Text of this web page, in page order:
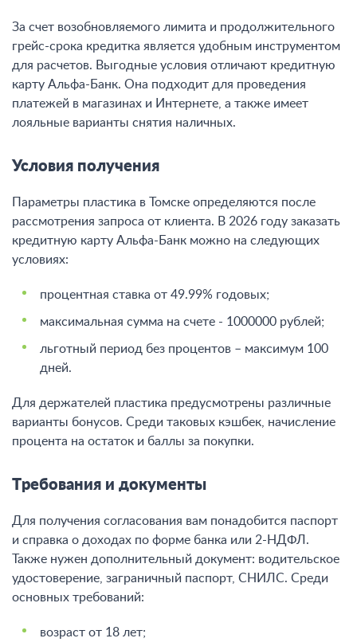
За счет возобновляемого лимита и продолжительного
грейс-срока кредитка является удобным инструментом
для расчетов. Выгодные условия отличают кредитную
карту Альфа-Банк. Она подходит для проведения
платежей в магазинах и Интернете, а также имеет
лояльные варианты снятия наличных.
Условия получения
Параметры пластика в Томске определяются после
рассмотрения запроса от клиента. В 2026 году заказать
кредитную карту Альфа-Банк можно на следующих
условиях:
процентная ставка от 49.99% годовых;
максимальная сумма на счете - 1000000 рублей;
льготный период без процентов – максимум 100
дней.
Для держателей пластика предусмотрены различные
варианты бонусов. Среди таковых кэшбек, начисление
процента на остаток и баллы за покупки.
Требования и документы
Для получения согласования вам понадобится паспорт
и справка о доходах по форме банка или 2-НДФЛ.
Также нужен дополнительный документ: водительское
удостоверение, заграничный паспорт, СНИЛС. Среди
основных требований:
возраст от 18 лет;